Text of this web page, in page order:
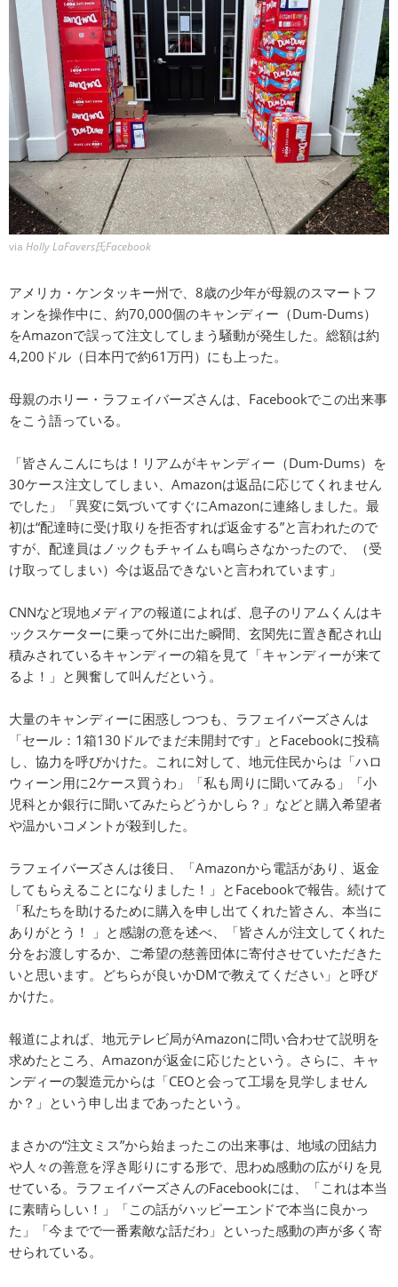
via Holly LaFavers氏Facebook
アメリカ・ケンタッキー州で、8歳の少年が母親のスマートフ
ォンを操作中に、約70,000個のキャンディー（Dum-Dums）
をAmazonで誤って注文してしまう騒動が発生した。総額は約
4,200ドル（日本円で約61万円）にも上った。
母親のホリー・ラフェイバーズさんは、Facebookでこの出来事
をこう語っている。
「皆さんこんにちは！リアムがキャンディー（Dum-Dums）を
30ケース注文してしまい、Amazonは返品に応じてくれません
でした」「異変に気づいてすぐにAmazonに連絡しました。最
初は“配達時に受け取りを拒否すれば返金する”と言われたので
すが、配達員はノックもチャイムも鳴らさなかったので、（受
け取ってしまい）今は返品できないと言われています」
CNNなど現地メディアの報道によれば、息子のリアムくんはキ
ックスケーターに乗って外に出た瞬間、玄関先に置き配され山
積みされているキャンディーの箱を見て「キャンディーが来て
るよ！」と興奮して叫んだという。
大量のキャンディーに困惑しつつも、ラフェイバーズさんは
「セール：1箱130ドルでまだ未開封です」とFacebookに投稿
し、協力を呼びかけた。これに対して、地元住民からは「ハロ
ウィーン用に2ケース買うわ」「私も周りに聞いてみる」「小
児科とか銀行に聞いてみたらどうかしら？」などと購入希望者
や温かいコメントが殺到した。
ラフェイバーズさんは後日、「Amazonから電話があり、返金
してもらえることになりました！」とFacebookで報告。続けて
「私たちを助けるために購入を申し出てくれた皆さん、本当に
ありがとう！ 」と感謝の意を述べ、「皆さんが注文してくれた
分をお渡しするか、ご希望の慈善団体に寄付させていただきた
いと思います。どちらが良いかDMで教えてください」と呼び
かけた。
報道によれば、地元テレビ局がAmazonに問い合わせて説明を
求めたところ、Amazonが返金に応じたという。さらに、キャ
ンディーの製造元からは「CEOと会って工場を見学しません
か？」という申し出まであったという。
まさかの“注文ミス”から始まったこの出来事は、地域の団結力
や人々の善意を浮き彫りにする形で、思わぬ感動の広がりを見
せている。ラフェイバーズさんのFacebookには、「これは本当
に素晴らしい！」「この話がハッピーエンドで本当に良かっ
た」「今までで一番素敵な話だわ」といった感動の声が多く寄
せられている。